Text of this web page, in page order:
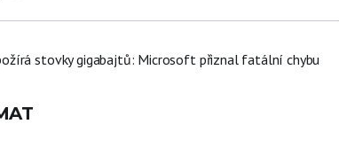
stovky gigabajtů: Microsoft přiznal fatální chybu